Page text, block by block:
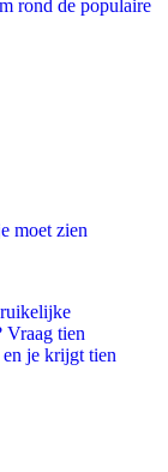
rond de populaire
moet zien
Vraag tien
je krijgt tien